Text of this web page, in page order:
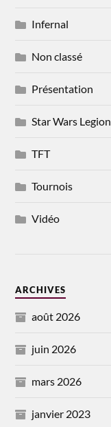
Infernal
Non classé
Présentation
Star Wars Legion
TFT
Tournois
Vidéo
ARCHIVES
août 2026
juin 2026
mars 2026
janvier 2023